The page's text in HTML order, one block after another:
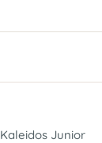
Kaleidos Junior